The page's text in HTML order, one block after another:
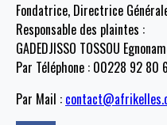
Fondatrice, Directrice
Responsable des plaintes :
GADEDJISSO TOSSOU
Par Téléphone : 00228 92 80
Par Mail :